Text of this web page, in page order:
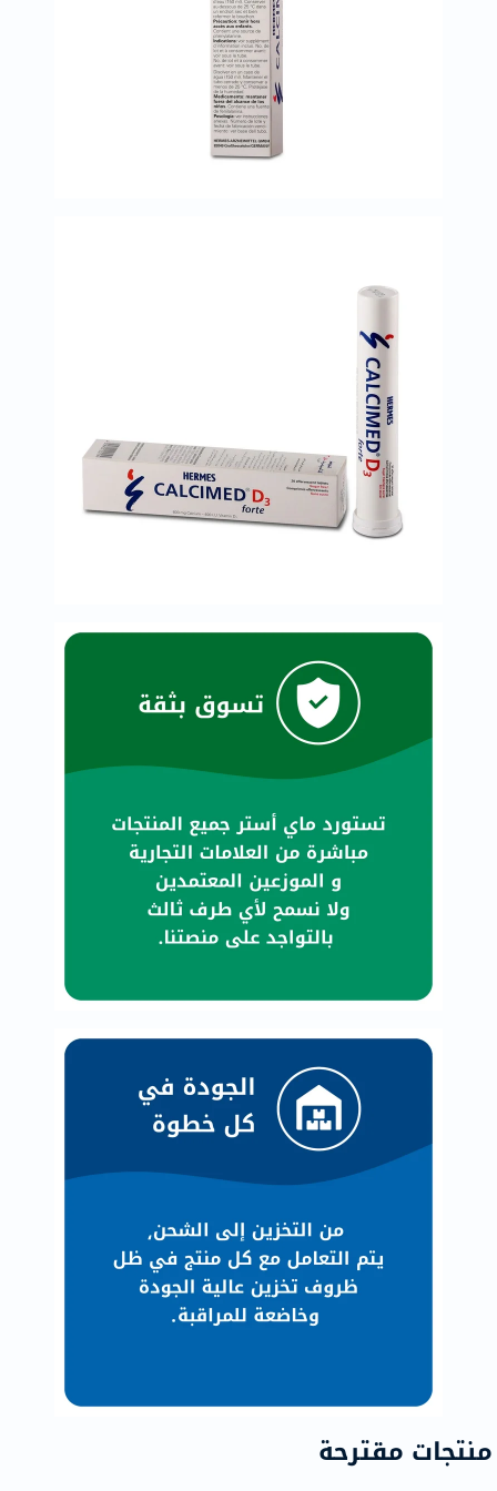
منتجات مقترحة